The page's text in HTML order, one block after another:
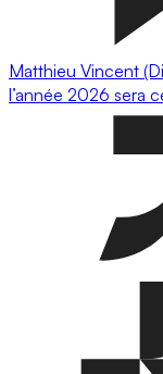
Matthieu Vincent
l’année 2026 sera